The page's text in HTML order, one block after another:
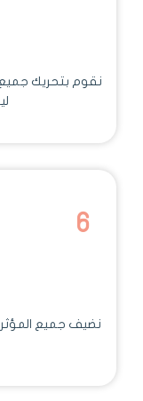
نقوم بتحريك
نضيف جميع